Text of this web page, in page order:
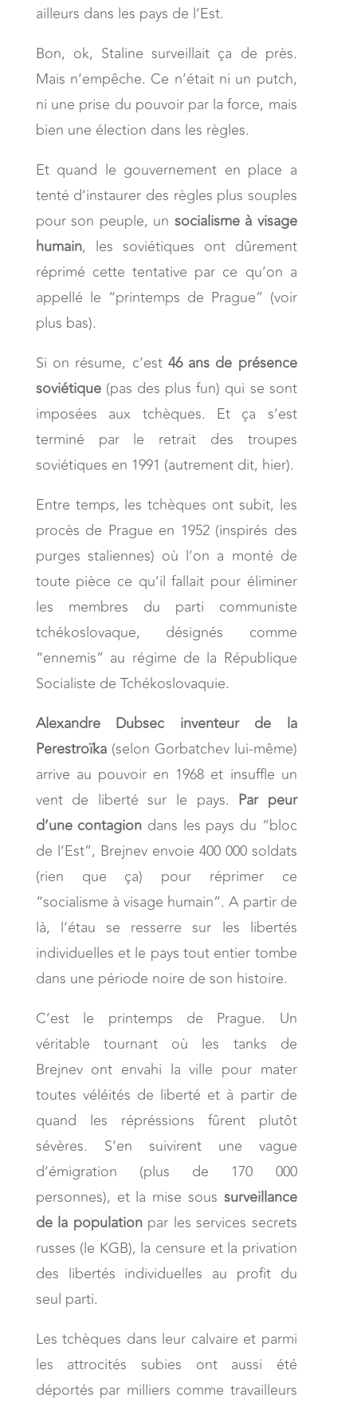
ailleurs dans les pays de l’Est.
Bon, ok, Staline surveillait ça de près.
Mais n’empêche. Ce n’était ni un putch,
ni une prise du pouvoir par la force, mais
bien une élection dans les règles.
Et quand le gouvernement en place a
tenté d’instaurer des règles plus souples
pour son peuple, un socialisme à visage
humain, les soviétiques ont dûrement
réprimé cette tentative par ce qu’on a
appellé le “printemps de Prague” (voir
plus bas).
Si on résume, c’est 46 ans de présence
soviétique(pas des plus fun) qui se sont
imposées aux tchèques. Et ça s’est
terminé par le retrait des troupes
soviétiques en 1991 (autrement dit, hier).
Entre temps, les tchèques ont subit, les
procès de Prague en 1952 (inspirés des
purges staliennes) où l’on a monté de
toute pièce ce qu’il fallait pour éliminer
les membres du parti communiste
tchékoslovaque, désignés comme
“ennemis” au régime de la République
Socialiste de Tchékoslovaquie.
Alexandre Dubsec inventeur de la
Perestroïka(selon Gorbatchev lui-même)
arrive au pouvoir en 1968 et insuffle un
vent de liberté sur le pays. Par peur
d’une contagion dans les pays du “bloc
de l’Est”, Brejnev envoie 400 000 soldats
(rien que ça) pour réprimer ce
“socialisme à visage humain”. A partir de
là, l’étau se resserre sur les libertés
individuelles et le pays tout entier tombe
dans une période noire de son histoire.
C’est le printemps de Prague. Un
véritable tournant où les tanks de
Brejnev ont envahi la ville pour mater
toutes véléités de liberté et à partir de
quand les répréssions fûrent plutôt
sévères. S’en suivirent une vague
d’émigration (plus de 170 000
personnes), et la mise sous surveillance
de la populationpar les services secrets
russes (le KGB), la censure et la privation
des libertés individuelles au profit du
seul parti.
Les tchèques dans leur calvaire et parmi
les attrocités subies ont aussi été
déportés par milliers comme travailleurs